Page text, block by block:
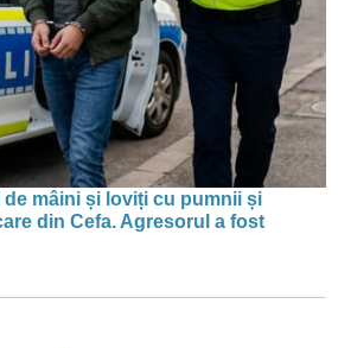
mâini și loviți cu pumnii și
din Cefa. Agresorul a fost